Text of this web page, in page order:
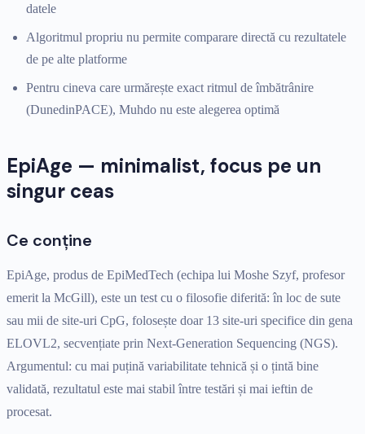
datele
Algoritmul propriu nu permite comparare directă cu rezultatele
de pe alte platforme
Pentru cineva care urmărește exact ritmul de îmbătrânire
(DunedinPACE), Muhdo nu este alegerea optimă
EpiAge — minimalist, focus pe un
singur ceas
Ce conține
EpiAge, produs de EpiMedTech (echipa lui Moshe Szyf, profesor
emerit la McGill), este un test cu o filosofie diferită: în loc de sute
sau mii de site-uri CpG, folosește doar 13 site-uri specifice din gena
ELOVL2, secvențiate prin Next-Generation Sequencing (NGS).
Argumentul: cu mai puțină variabilitate tehnică și o țintă bine
validată, rezultatul este mai stabil între testări și mai ieftin de
procesat.